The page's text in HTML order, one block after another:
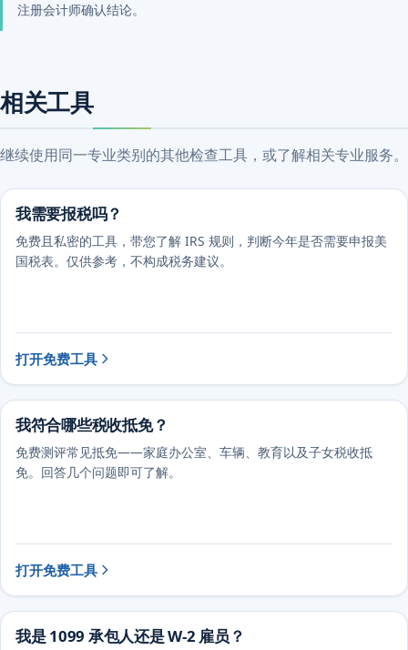
注册会计师确认结论。
相关工具
继续使用同一专业类别的其他检查工具，或了解相关专业服务。
我需要报税吗？
免费且私密的工具，带您了解 IRS 规则，判断今年是否需要申报美
国税表。仅供参考，不构成税务建议。
打开免费工具
我符合哪些税收抵免？
免费测评常见抵免——家庭办公室、车辆、教育以及子女税收抵
免。回答几个问题即可了解。
打开免费工具
我是 1099 承包人还是 W-2 雇员？